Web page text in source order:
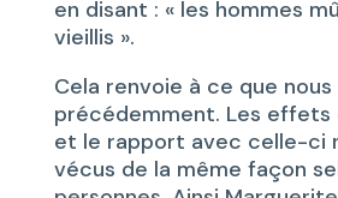
en disant : « les hommes
vieillis ».
Cela renvoie à ce que nous
précédemment. Les effets
et le rapport avec celle-ci
vécus de la même façon